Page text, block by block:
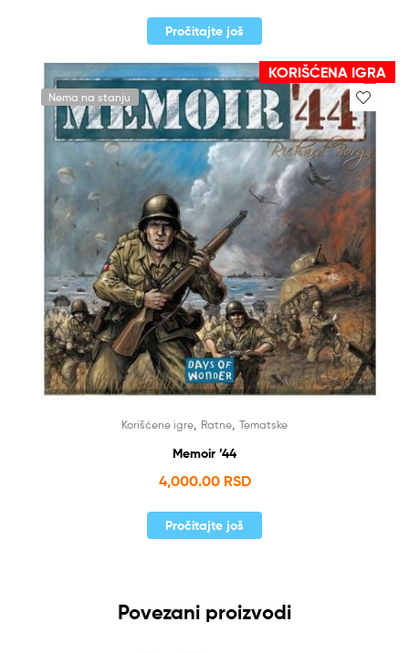
Pročitajte još
Nema na stanju
KORIŠĆENA IGRA
Korišćene igre Ratne Tematske
Memoir ’44
4,000.00 RSD
Pročitajte još
Povezani proizvodi